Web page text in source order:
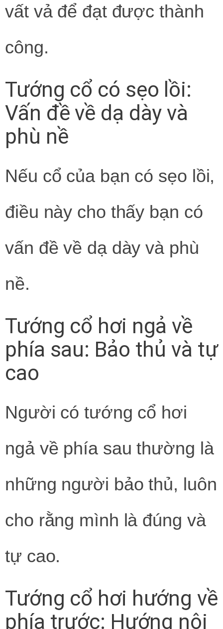
vất vả để đạt được thành
công.
Tướng cổ có sẹo lồi:
Vấn đề về dạ dày và
phù nề
Nếu cổ của bạn có sẹo lồi,
điều này cho thấy bạn có
vấn đề về dạ dày và phù
nề.
Tướng cổ hơi ngả về
phía sau: Bảo thủ và tự
cao
Người có tướng cổ hơi
ngả về phía sau thường là
những người bảo thủ, luôn
cho rằng mình là đúng và
tự cao.
Tướng cổ hơi hướng về
phía trước: Hướng nội